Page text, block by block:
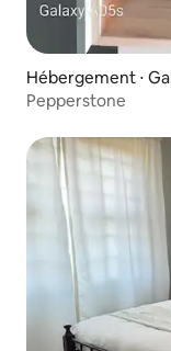
Hébergement ⋅
Pepperstone